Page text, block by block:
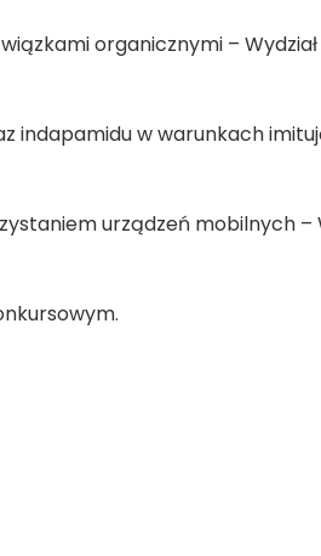
organicznymi –
indapamidu w warunkach
urządzeń mobilnych –